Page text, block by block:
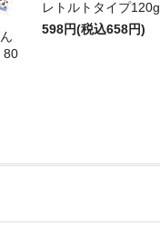
80
レトルトタイプ120g
598円(税込658円)